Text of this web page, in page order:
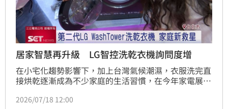
居家智慧再升級 LG智控洗乾衣機詢問度增
在小宅化趨勢影響下，加上台灣氣候潮濕，衣服洗完直
接烘乾逐漸成為不少家庭的生活習慣，在今年家電展
跟著增加。
2026/07/18 12:00